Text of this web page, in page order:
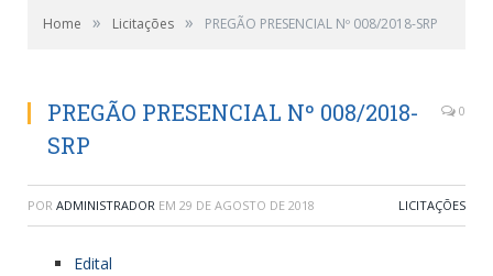
Home » Licitações » PREGÃO PRESENCIAL Nº 008/2018-SRP
PREGÃO PRESENCIAL Nº 008/2018-
SRP
0
POR ADMINISTRADOR EM 29 DE AGOSTO DE 2018 LICITAÇÕES
Edital